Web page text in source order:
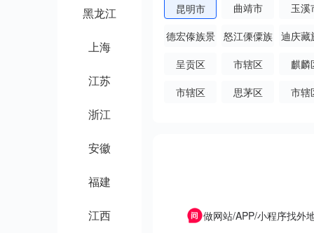
黑龙江
上海
江苏
浙江
安徽
福建
江西
昆明市 曲靖市
玉溪
德宏傣族景
颇族自治州
怒江傈僳族
自治州
迪庆藏
治
呈贡区 市辖区
麒麟
市辖区
思茅区 市辖
做网站/APP/小程序找外